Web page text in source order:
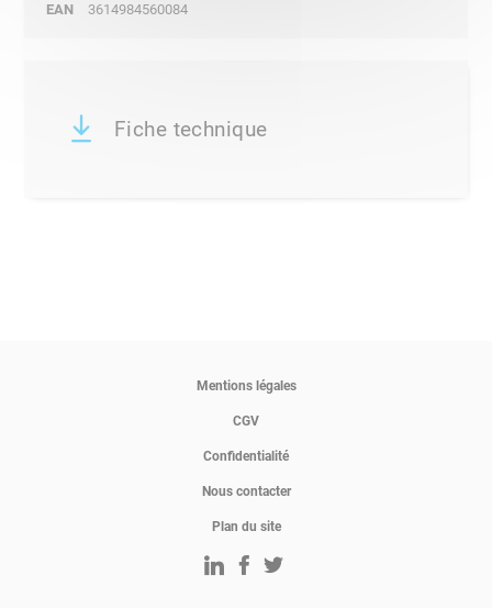
3614984560084
Fiche technique
Mentions légales
CGV
Confidentialité
Nous contacter
Plan du site